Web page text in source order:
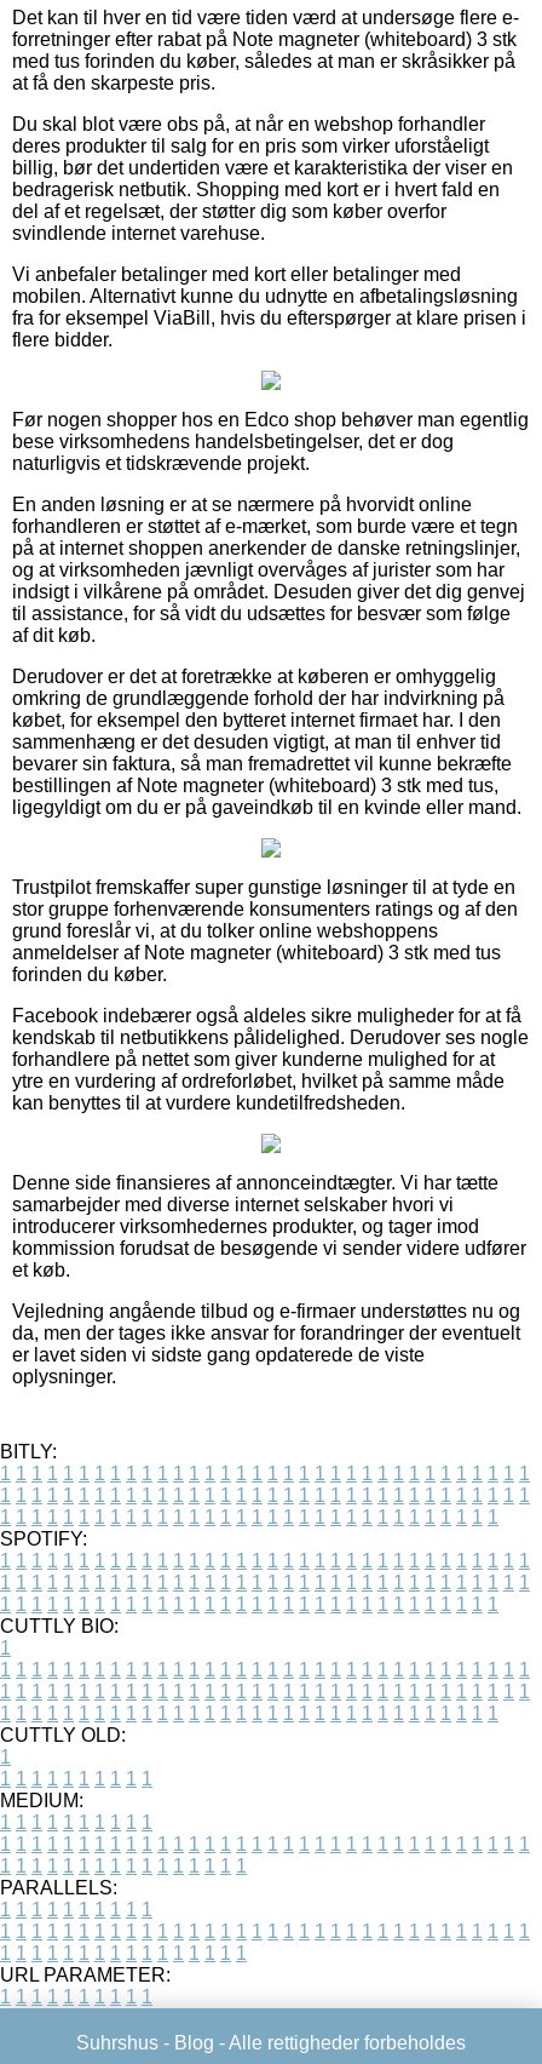
Det kan til hver en tid være tiden værd at undersøge flere e-
forretninger efter rabat på Note magneter (whiteboard) 3 stk
med tus forinden du køber, således at man er skråsikker på
at få den skarpeste pris.
Du skal blot være obs på, at når en webshop forhandler
deres produkter til salg for en pris som virker uforståeligt
billig, bør det undertiden være et karakteristika der viser en
bedragerisk netbutik. Shopping med kort er i hvert fald en
del af et regelsæt, der støtter dig som køber overfor
svindlende internet varehuse.
Vi anbefaler betalinger med kort eller betalinger med
mobilen. Alternativt kunne du udnytte en afbetalingsløsning
fra for eksempel ViaBill, hvis du efterspørger at klare prisen i
flere bidder.
Før nogen shopper hos en Edco shop behøver man egentlig
bese virksomhedens handelsbetingelser, det er dog
naturligvis et tidskrævende projekt.
En anden løsning er at se nærmere på hvorvidt online
forhandleren er støttet af e-mærket, som burde være et tegn
på at internet shoppen anerkender de danske retningslinjer,
og at virksomheden jævnligt overvåges af jurister som har
indsigt i vilkårene på området. Desuden giver det dig genvej
til assistance, for så vidt du udsættes for besvær som følge
af dit køb.
Derudover er det at foretrække at køberen er omhyggelig
omkring de grundlæggende forhold der har indvirkning på
købet, for eksempel den bytteret internet firmaet har. I den
sammenhæng er det desuden vigtigt, at man til enhver tid
bevarer sin faktura, så man fremadrettet vil kunne bekræfte
bestillingen af Note magneter (whiteboard) 3 stk med tus,
ligegyldigt om du er på gaveindkøb til en kvinde eller mand.
Trustpilot fremskaffer super gunstige løsninger til at tyde en
stor gruppe forhenværende konsumenters ratings og af den
grund foreslår vi, at du tolker online webshoppens
anmeldelser af Note magneter (whiteboard) 3 stk med tus
forinden du køber.
Facebook indebærer også aldeles sikre muligheder for at få
kendskab til netbutikkens pålidelighed. Derudover ses nogle
forhandlere på nettet som giver kunderne mulighed for at
ytre en vurdering af ordreforløbet, hvilket på samme måde
kan benyttes til at vurdere kundetilfredsheden.
Denne side finansieres af annonceindtægter. Vi har tætte
samarbejder med diverse internet selskaber hvori vi
introducerer virksomhedernes produkter, og tager imod
kommission forudsat de besøgende vi sender videre udfører
et køb.
Vejledning angående tilbud og e-firmaer understøttes nu og
da, men der tages ikke ansvar for forandringer der eventuelt
er lavet siden vi sidste gang opdaterede de viste
oplysninger.
BITLY:
1 1 1 1 1 1 1 1 1 1 1 1 1 1 1 1 1 1 1 1 1 1 1 1 1 1 1 1 1 1 1 1 1 1
1 1 1 1 1 1 1 1 1 1 1 1 1 1 1 1 1 1 1 1 1 1 1 1 1 1 1 1 1 1 1 1 1 1
1 1 1 1 1 1 1 1 1 1 1 1 1 1 1 1 1 1 1 1 1 1 1 1 1 1 1 1 1 1 1 1
SPOTIFY:
1 1 1 1 1 1 1 1 1 1 1 1 1 1 1 1 1 1 1 1 1 1 1 1 1 1 1 1 1 1 1 1 1 1
1 1 1 1 1 1 1 1 1 1 1 1 1 1 1 1 1 1 1 1 1 1 1 1 1 1 1 1 1 1 1 1 1 1
1 1 1 1 1 1 1 1 1 1 1 1 1 1 1 1 1 1 1 1 1 1 1 1 1 1 1 1 1 1 1 1
CUTTLY BIO:
1
1 1 1 1 1 1 1 1 1 1 1 1 1 1 1 1 1 1 1 1 1 1 1 1 1 1 1 1 1 1 1 1 1 1
1 1 1 1 1 1 1 1 1 1 1 1 1 1 1 1 1 1 1 1 1 1 1 1 1 1 1 1 1 1 1 1 1 1
1 1 1 1 1 1 1 1 1 1 1 1 1 1 1 1 1 1 1 1 1 1 1 1 1 1 1 1 1 1 1 1
CUTTLY OLD:
1
1 1 1 1 1 1 1 1 1 1
MEDIUM:
1 1 1 1 1 1 1 1 1 1
1 1 1 1 1 1 1 1 1 1 1 1 1 1 1 1 1 1 1 1 1 1 1 1 1 1 1 1 1 1 1 1 1 1
1 1 1 1 1 1 1 1 1 1 1 1 1 1 1 1
PARALLELS:
1 1 1 1 1 1 1 1 1 1
1 1 1 1 1 1 1 1 1 1 1 1 1 1 1 1 1 1 1 1 1 1 1 1 1 1 1 1 1 1 1 1 1 1
1 1 1 1 1 1 1 1 1 1 1 1 1 1 1 1
URL PARAMETER:
1 1 1 1 1 1 1 1 1 1
Suhrshus - Blog - Alle rettigheder forbeholdes